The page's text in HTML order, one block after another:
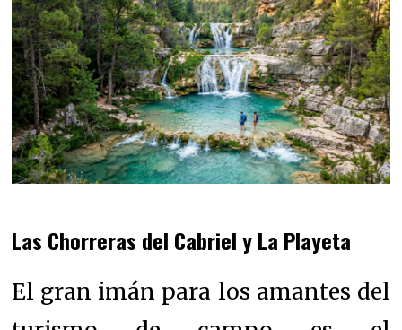
Las Chorreras del Cabriel y La Playeta
El gran imán para los amantes del